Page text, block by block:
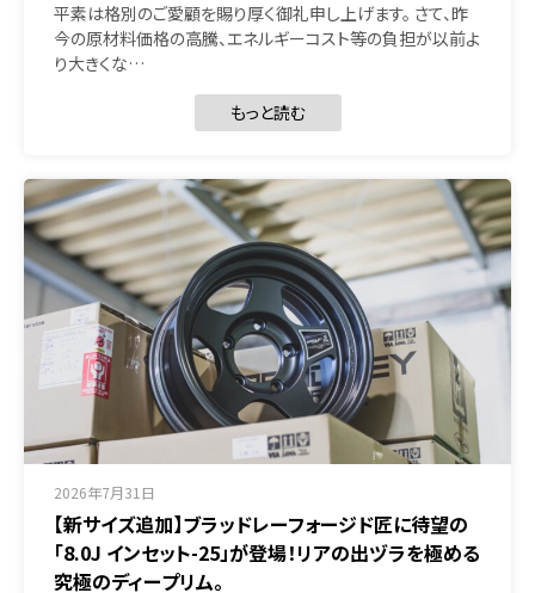
平素は格別のご愛顧を賜り厚く御礼申し上げます。 さて、昨
今の原材料価格の高騰、エネルギーコスト等の負担が以前よ
り大きくな…
もっと読む
2026年7月31日
【新サイズ追加】ブラッドレーフォージド匠に待望の
「8.0J インセット-25」が登場！リアの出ヅラを極める
究極のディープリム。